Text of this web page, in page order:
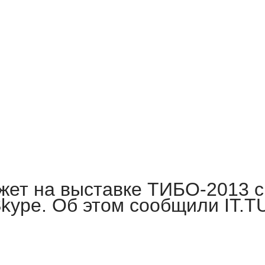
на выставке ТИБО-2013
Об этом сообщили